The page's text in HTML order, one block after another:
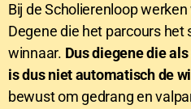
Bij de Scholierenloop
Degene die het parcours
winnaar. Dus diegene die
is dus niet automatisch de
bewust om gedrang en